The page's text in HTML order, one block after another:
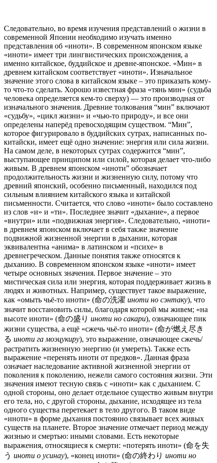
Следовательно, во время изучения представлений о жизни в
современной Японии необходимо изучать именно
представления об «иноти». В современном японском языке
«иноти» имеет три лингвистических происхождения, а
именно китайское, буддийское и древне-японское. «Мин» в
древнем китайском соответствует «иноти». Изначальное
значение этого слова в китайском языке – это приказать кому-
то что-то сделать. Хорошо известная фраза «тянь мин» (судьба
человека определяется кем-то сверху) — это производная от
изначального значения. Древние толкования “мин” включают
«судьбу», «цикл жизни» и «чью-то природу», и все они
определены наперёд превосходящим существом. “Мин”,
которое фигурировало в буддийских сутрах, написанных по-
китайски, имеет ещё одно значение: энергия или сила жизни.
На самом деле, в некоторых сутрах содержится “мин”,
выступающее принципом или силой, которая делает что-либо
живым. В древнем японском «иноти” обозначает
продолжительность жизни и жизненную силу, потому что
древний японский, особенно письменный, находился под
сильным влиянием китайского языка и китайской
письменности. Считается, что слово «иноти» было составлено
из слов «и» и «ти». Последнее значит «дыхание», а первое
«внутри» или «подвижная энергия». Следовательно, «иноти»
в древнем японском включает в себя также значение
подвижной жизненной энергии в дыхании, которая
эквивалентна «анима» в латинском и «психе» в
древнегреческом. Данные понятия также относятся к
дыханию. В современном японском языке «иноти» имеет
четыре основных значения. Первое значение – это
мистическая сила или энергия, которая поддерживает жизнь в
людях и животных. Например, существует такое выражение,
как «омыть чьё-то иноти» (命の洗濯 иноти но сэнтаку), что
значит восстановить силы, благодаря которой мы живем; «на
высоте иноти» (命の盛り иноти но сакари), означающее пик
жизни существа, а ещё «сжечь чьё-то иноти» (命が燃え尽き
る иноти га моэцукиру), это выражение, означающее сжечь/
растратить жизненную энергию (и умереть). Также есть
выражение «перенять иноти от предков». Данная фраза
означает наследование активной жизненной энергии от
поколения к поколению, нежели самого состояния жизни. Эти
значения имеют тесную связь с «иноти» как с дыханием. С
одной стороны, оно делает отдельное существо живым внутри
его тела, но, с другой стороны, дыхание, исходящее из тела
одного существа перетекает в тело другого. В таком виде
«иноти» в форме дыхания постоянно связывает всех живых
существ на планете. Второе значение отмечает период между
жизнью и смертью: иными словами. Есть некоторые
выражения, относящиеся к смерти: «потерять иноти» (命を失
う иноти о усинау), «конец иноти» (命の終わり иноти но